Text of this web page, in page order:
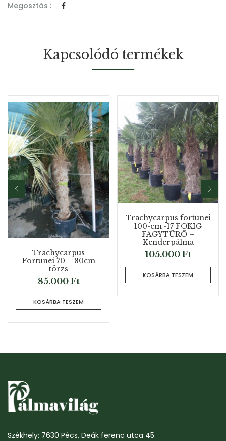
Megosztás :
Kapcsolódó termékek
Trachycarpus
Fortunei 70 – 80cm
törzs
85.000 Ft
KOSÁRBA TESZEM
Trachycarpus fortunei
100-cm -17 FOKIG
FAGYTŰRŐ –
Kenderpálma
105.000 Ft
KOSÁRBA TESZEM
Székhely: 7630 Pécs, Deák ferenc utca 45.